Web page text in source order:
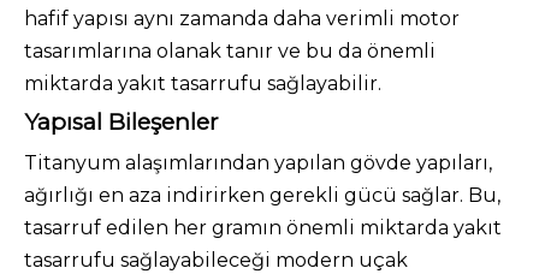
hafif yapısı aynı zamanda daha verimli motor
tasarımlarına olanak tanır ve bu da önemli
miktarda yakıt tasarrufu sağlayabilir.
Yapısal Bileşenler
Titanyum alaşımlarından yapılan gövde yapıları,
ağırlığı en aza indirirken gerekli gücü sağlar. Bu,
tasarruf edilen her gramın önemli miktarda yakıt
tasarrufu sağlayabileceği modern uçak